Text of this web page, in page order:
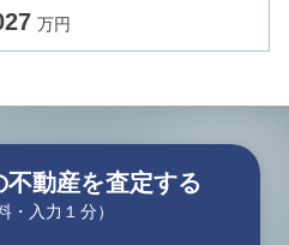
万円
動産を査定する
・入力１分）